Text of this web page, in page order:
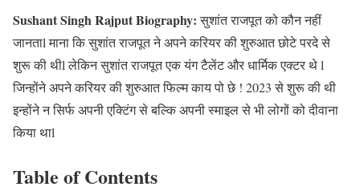
Sushant Singh Rajput Biography:सुशांत राजपूत को कौन नहीं
जानताl माना कि सुशांत राजपूत ने अपने करियर की शुरुआत छोटे परदे से
शुरू की थीl लेकिन सुशांत राजपूत एक यंग टैलेंट और धार्मिक एक्टर थे l
जिन्होंने अपने करियर की शुरुआत फिल्म काय पो छे ! 2023 से शुरू की थी
इन्होंने न सिर्फ अपनी एक्टिंग से बल्कि अपनी स्माइल से भी लोगों को दीवाना
किया थाl
Table of Contents